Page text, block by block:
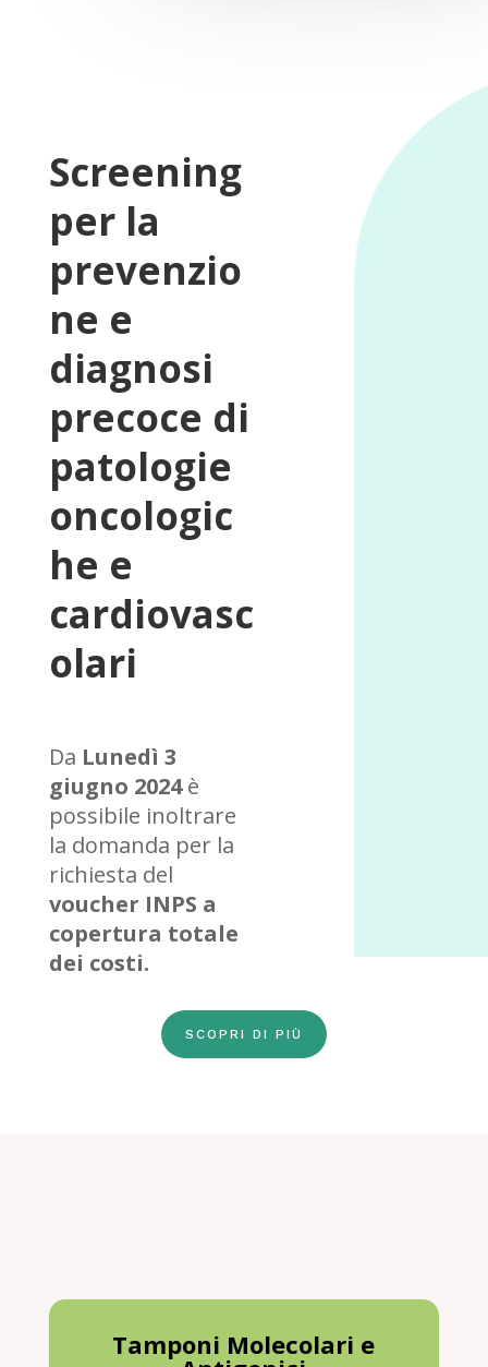
Screening
per la
prevenzio
ne e
diagnosi
precoce di
patologie
oncologic
he e
cardiovasc
olari
Da Lunedì 3
giugno 2024è
possibile inoltrare
la domanda per la
richiesta del
voucher INPS a
copertura totale
dei costi.
SCOPRI DI PIÙ
Tamponi Molecolari e